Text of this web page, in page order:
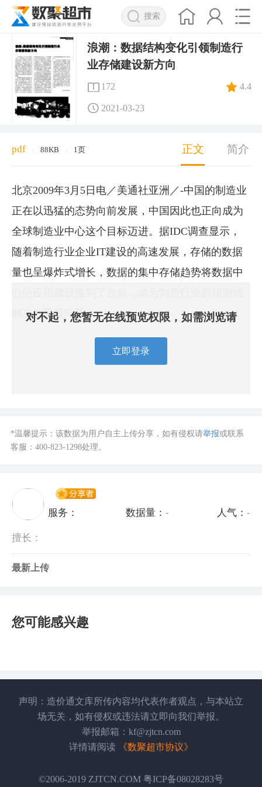
搜索
浪潮：数据结构变化引领制造行
业存储建设新方向
172 4.4
2021-03-23
pdf 88KB 1页 正文 简介
北京2009年3月5日电／美通社亚洲／-中国的制造业
正在以迅猛的态势向前发展，中国因此也正向成为
全球制造业中心这个目标迈进。据IDC调查显示，
随着制造行业企业IT建设的高速发展，存储的数据
量也呈爆炸式增长，数据的集中存储趋势将数据中
解决的重要问题。
对不起，您暂无在线预览权限，如需浏览请
立即登录
*温馨提示：该数据为用户自主上传分享，如有侵权请举报或联系
客服： 400-823-1298处理。
服务： 数据量：- 人气： -
擅长：
最新上传
您可能感兴趣
声明：造价通文库所传内容均代表作者观点，与本站立
场无关，如有侵权或违法请立即向我们举报。
举报邮箱：kf@zjtcn.com
详情请阅读
《数聚超市协议》
©2006-2019 ZJTCN.COM 粤ICP备08028283号